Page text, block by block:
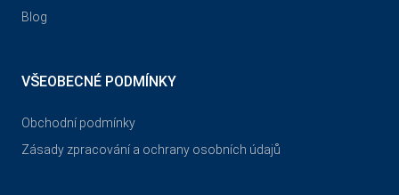
Blog
VŠEOBECNÉ PODMÍNKY
Obchodní podmínky
Zásady zpracování a ochrany osobních údajů